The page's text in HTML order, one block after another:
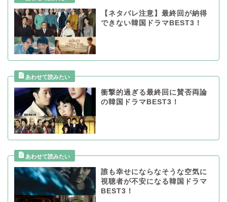
【ネタバレ注意】最終回が納得
できない韓国ドラマBEST3！
衝撃的過ぎる最終回に賛否両論
の韓国ドラマBEST3！
誰も幸せにならなそうな空気に
視聴者が不安になる韓国ドラマ
BEST3！